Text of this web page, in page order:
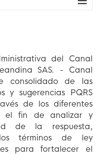
del Canal
SAS. - Canal
consolidado de las
y sugerencias PQRS
de los diferentes
el fin de analizar y
de la respuesta,
términos de ley
para fortalecer el